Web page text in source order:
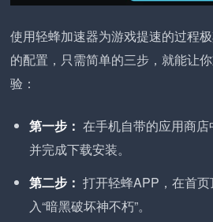
使用轻蜂加速器为游戏提速的过程
的配置，只需简单的三步，就能让
验：
第一步： 在手机自带的应用商店
并完成下载安装。
第二步： 打开轻蜂APP，在首
入“暗黑破坏神不朽”。